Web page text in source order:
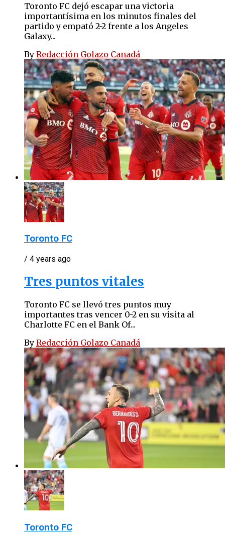
Toronto FC dejó escapar una victoria
importantísima en los minutos finales del
partido y empató 2-2 frente a los Angeles
Galaxy...
By Redacción Golazo Canadá
Toronto FC
/ 4 years ago
Tres puntos vitales
Toronto FC se llevó tres puntos muy
importantes tras vencer 0-2 en su visita al
Charlotte FC en el Bank Of...
By Redacción Golazo Canadá
Toronto FC